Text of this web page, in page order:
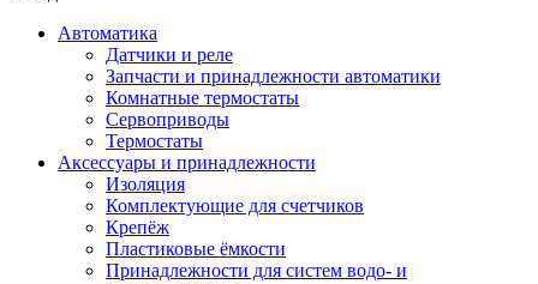
Автоматика
Датчики и реле
Запчасти и принадлежности автоматики
Комнатные термостаты
Сервоприводы
Термостаты
Аксессуары и принадлежности
Изоляция
Комплектующие для счетчиков
Крепёж
Пластиковые ёмкости
Принадлежности для систем водо- и